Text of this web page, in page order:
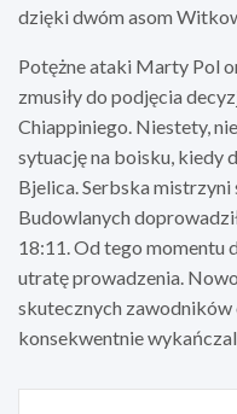
dzięki dwóm asom
Potężne ataki Marty Pol
zmusiły do podjęcia
Chiappiniego. Niestety,
sytuację na boisku, kiedy
Bjelica. Serbska
Budowlanych
18:11. Od tego momentu
utratę prowadzenia.
skutecznych
konsekwentnie